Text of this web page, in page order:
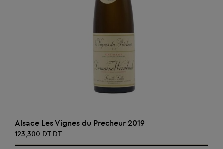
AJOUTER AU PANIER
Alsace Les Vignes du Precheur 2019
123,300 DT DT